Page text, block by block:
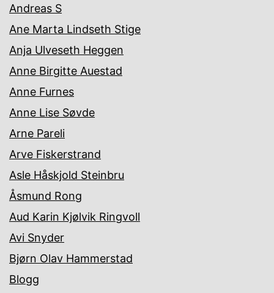
Andreas S
Ane Marta Lindseth Stige
Anja Ulveseth Heggen
Anne Birgitte Auestad
Anne Furnes
Anne Lise Søvde
Arne Pareli
Arve Fiskerstrand
Asle Håskjold Steinbru
Åsmund Rong
Aud Karin Kjølvik Ringvoll
Avi Snyder
Bjørn Olav Hammerstad
Blogg